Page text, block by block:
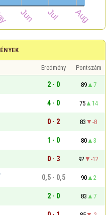
Eredmény
Pontszám
2 - 0 89
7
4 - 0 75
14
0 - 2 83
-8
1 - 0 80
3
0 - 3 92
-12
0,5 - 0,5 90
2
2 - 0 83
7